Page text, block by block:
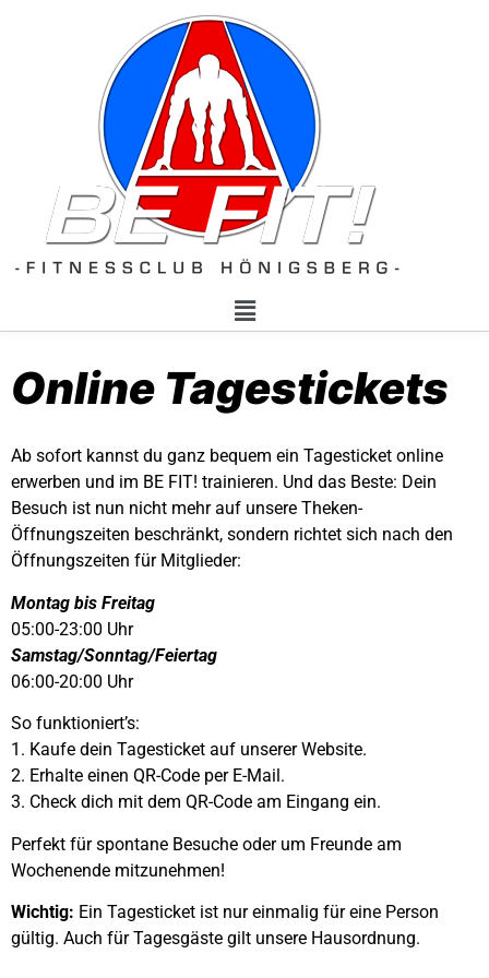
Online Tagestickets
Ab sofort kannst du ganz bequem ein Tagesticket online
erwerben und im BE FIT! trainieren. Und das Beste: Dein
Besuch ist nun nicht mehr auf unsere Theken-
Öffnungszeiten beschränkt, sondern richtet sich nach den
Öffnungszeiten für Mitglieder:
Montag bis Freitag
05:00-23:00 Uhr
Samstag/Sonntag/Feiertag
06:00-20:00 Uhr
So funktioniert’s:
1. Kaufe dein Tagesticket auf unserer Website.
2. Erhalte einen QR-Code per E-Mail.
3. Check dich mit dem QR-Code am Eingang ein.
Perfekt für spontane Besuche oder um Freunde am
Wochenende mitzunehmen!
Wichtig: Ein Tagesticket ist nur einmalig für eine Person
gültig. Auch für Tagesgäste gilt unsere Hausordnung.